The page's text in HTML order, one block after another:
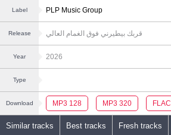
Label PLP Music Group
Release قربك بيطيرني فوق الغمام العالي
Year 2026
Type
Download MP3 128 MP3 320 FLAC
Similar tracks Best tracks Fresh tracks